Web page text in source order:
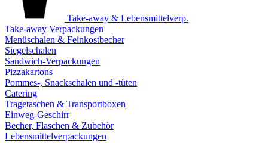
Take-away & Lebensmittelverp.
Take-away Verpackungen
Menüschalen & Feinkostbecher
Siegelschalen
Sandwich-Verpackungen
Pizzakartons
Pommes-, Snackschalen und -tüten
Catering
Tragetaschen & Transportboxen
Einweg-Geschirr
Becher, Flaschen & Zubehör
Lebensmittelverpackungen